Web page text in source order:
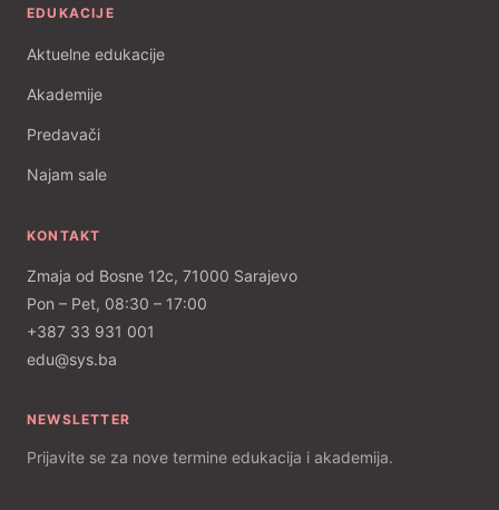
EDUKACIJE
Aktuelne edukacije
Akademije
Predavači
Najam sale
KONTAKT
Zmaja od Bosne 12c, 71000 Sarajevo
Pon – Pet, 08:30 – 17:00
+387 33 931 001
edu@sys.ba
NEWSLETTER
Prijavite se za nove termine edukacija i akademija.